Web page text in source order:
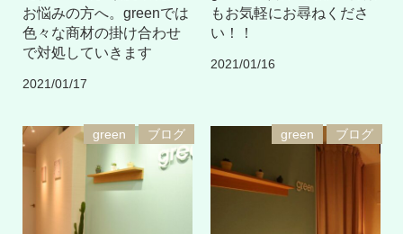
お悩みの方へ。greenでは
色々な商材の掛け合わせ
で対処していきます
2021/01/17
もお気軽にお尋ねくださ
い！！
2021/01/16
green ブログ green ブログ